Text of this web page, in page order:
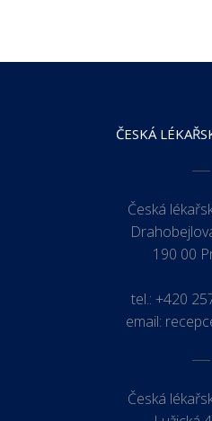
ČESKÁ
Česká
190 00
tel.: +420
email:
Česká